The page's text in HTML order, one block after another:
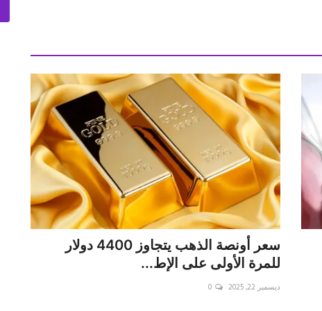
سعر أونصة الذهب يتجاوز 4400 دولار
للمرة الأولى على الإط...
ديسمبر 22, 2025 0